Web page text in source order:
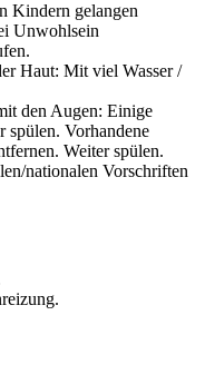
Kindern gelangen
Unwohlsein
Haut: Mit viel Wasser /
den Augen: Einige
spülen. Vorhandene
Weiter spülen.
nationalen Vorschriften